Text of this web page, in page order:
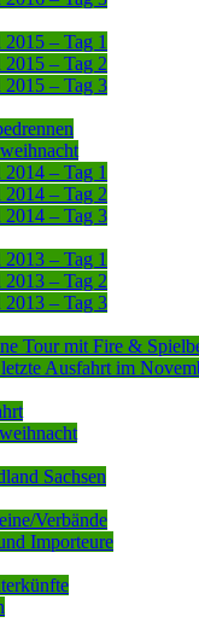
2015 – Tag 1
2015 – Tag 2
2015 – Tag 3
2014 – Tag 1
2014 – Tag 2
2014 – Tag 3
2013 – Tag 1
2013 – Tag 2
2013 – Tag 3
Tour mit Fire &
Ausfahrt im
Sachsen
Verbände
Importeure